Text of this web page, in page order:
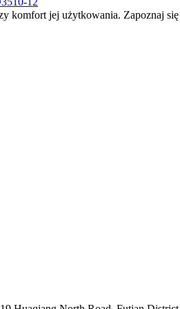
komfort jej użytkowania. Zapoznaj